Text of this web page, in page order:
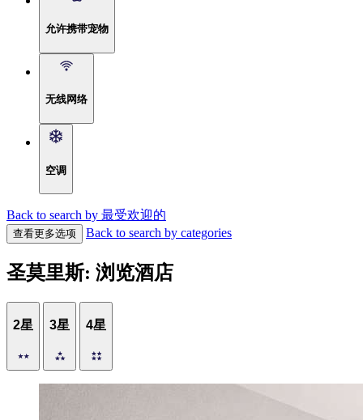
允许携带宠物
无线网络
空调
Back to search by 最受欢迎的
查看更多选项 Back to search by categories
圣莫里斯: 浏览酒店
2星 3星 4星